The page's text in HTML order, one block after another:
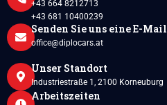
+43 664 8212713
+43 681 10400239
Senden Sie uns eine E-Mail
office@diplocars.at
Unser Standort
Industriestraße 1, 2100 Korneuburg
Arbeitszeiten